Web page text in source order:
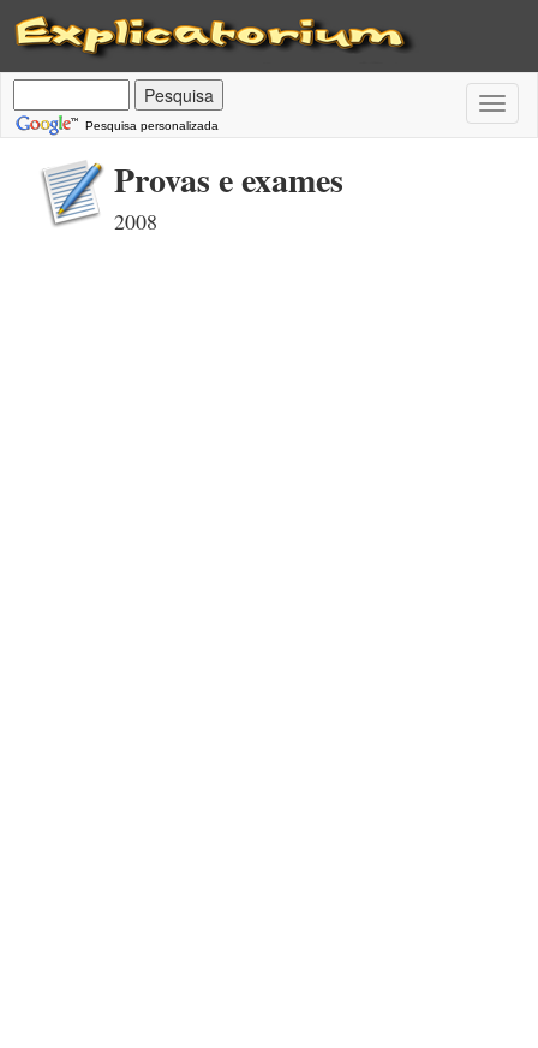
Pesquisa personalizada
Provas e exames
2008